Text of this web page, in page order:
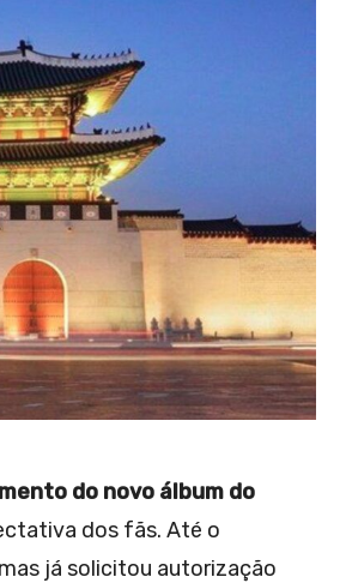
do novo álbum do
dos fãs. Até o
já solicitou autorização